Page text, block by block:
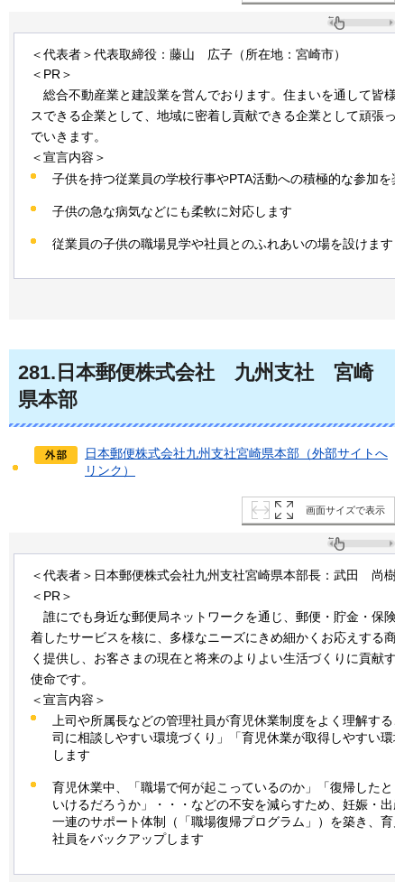
＜代表者＞代表取締役：藤山 広子（所在地：宮崎市）
＜PR＞
総合不動産業と建設業を営んでおります。住まいを通して皆様
スできる企業として、地域に密着し貢献できる企業として頑張っ
でいきます。
＜宣言内容＞
子供を持つ従業員の学校行事やPTA活動への積極的な参加を
子供の急な病気などにも柔軟に対応します
従業員の子供の職場見学や社員とのふれあいの場を設けます
281.日本郵便株式会社 九州支社
宮崎
県本部
日本郵便株式会社九州支社宮崎県本部（外部サイトへ
リンク）
画面サイズで表示
＜代表者＞日本郵便株式会社九州支社宮崎県本部長：武田 尚樹
＜PR＞
誰にでも身近な郵便局ネットワークを通じ、郵便・貯金・保険
着したサービスを核に、多様なニーズにきめ細かくお応えする商
く提供し、お客さまの現在と将来のよりよい生活づくりに貢献す
使命です。
＜宣言内容＞
上司や所属長などの管理社員が育児休業制度をよく理解する
司に相談しやすい環境づくり」「育児休業が取得しやすい環
します
育児休業中、「職場で何が起こっているのか」「復帰したと
いけるだろうか」・・・などの不安を減らすため、妊娠・出
一連のサポート体制（「職場復帰プログラム」）を築き、育
社員をバックアップします